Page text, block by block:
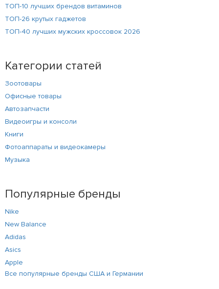
ТОП-10 лучших брендов витаминов
ТОП-26 крутых гаджетов
ТОП-40 лучших мужских кроссовок 2026
Категории статей
Зоотовары
Офисные товары
Автозапчасти
Видеоигры и консоли
Книги
Фотоаппараты и видеокамеры
Музыка
Популярные бренды
Nike
New Balance
Adidas
Asics
Apple
Все популярные бренды США и Германии